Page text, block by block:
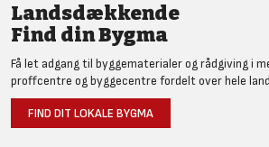
Landsdækkende
Find din Bygma
Få let adgang til byggematerialer og rådgiving i
proffcentre og byggecentre fordelt over hele
FIND DIT LOKALE BYGMA